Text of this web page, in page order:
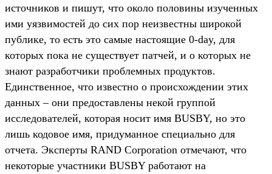
источников и пишут, что около половины изученных
ими уязвимостей до сих пор неизвестны широкой
публике, то есть это самые настоящие 0-day, для
которых пока не существует патчей, и о которых не
знают разработчики проблемных продуктов.
Единственное, что известно о происхождении этих
данных – они предоставлены некой группой
исследователей, которая носит имя BUSBY, но это
лишь кодовое имя, придуманное специально для
отчета. Эксперты RAND Corporation отмечают, что
некоторые участники BUSBY работают на